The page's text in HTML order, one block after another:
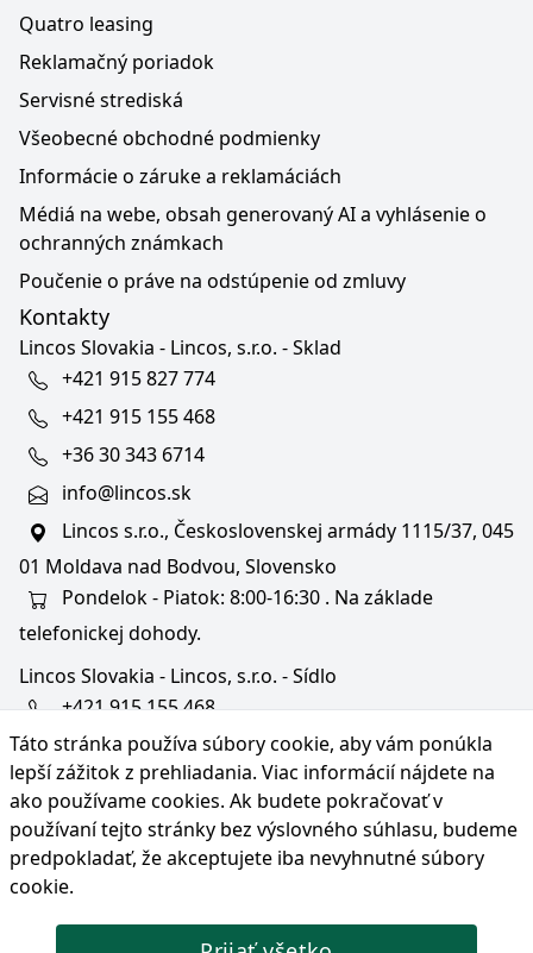
Táto stránka používa súbory cookie, aby vám ponúkla
lepší zážitok z prehliadania. Viac informácií nájdete na
ako používame cookies. Ak budete pokračovať v
používaní tejto stránky bez výslovného súhlasu, budeme
predpokladať, že akceptujete iba nevyhnutné súbory
cookie.
Quatro leasing
Reklamačný poriadok
Servisné strediská
Všeobecné obchodné podmienky
Informácie o záruke a reklamáciách
Médiá na webe, obsah generovaný AI a vyhlásenie o
ochranných známkach
Poučenie o práve na odstúpenie od zmluvy
Kontakty
Lincos Slovakia - Lincos, s.r.o. - Sklad
+421 915 827 774
+421 915 155 468
+36 30 343 6714
info@lincos.sk
Lincos s.r.o., Československej armády 1115/37, 045
01 Moldava nad Bodvou, Slovensko
Pondelok - Piatok: 8:00-16:30 . Na základe
telefonickej dohody.
Lincos Slovakia - Lincos, s.r.o. - Sídlo
+421 915 155 468
+36/30 343 6714
bratislava@lincos.sk
Lincos s.r.o., Rustaveliho 4, 831 06 Bratislava - m. č.
Rača, Slovensko
Iba sídlo firmy